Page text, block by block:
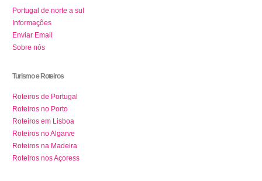
Portugal de norte a sul
Informações
Enviar Email
Sobre nós
Turismo e Roteiros
Roteiros de Portugal
Roteiros no Porto
Roteiros em Lisboa
Roteiros no Algarve
Roteiros na Madeira
Roteiros nos Açoress